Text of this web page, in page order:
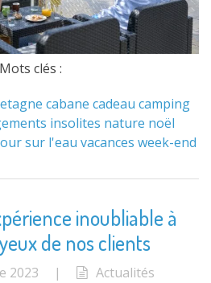
Mots clés :
cabane cadeau camping
insolites nature noël
sur l'eau vacances week-end
inoubliable à
de nos clients
2023 | Actualités